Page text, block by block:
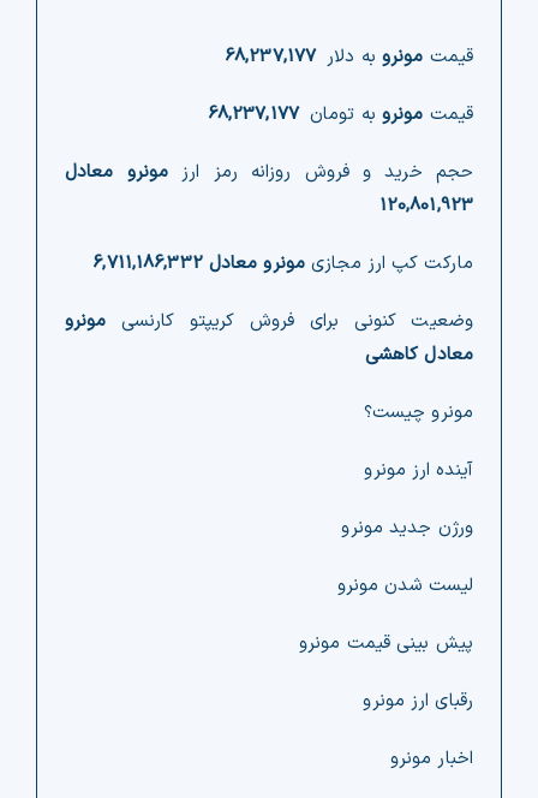
قیمت مونرو به دلار 68,237,177
قیمت مونرو به تومان 68,237,177
حجم خرید و فروش روزانه رمز ارز مونرو معادل
120,801,923
مارکت کپ ارز مجازی مونرو معادل6,711,186,332
وضعیت کنونی برای فروش کریپتو کارنسی مونرو
معادل کاهشی
مونرو چیست؟
آینده ارز مونرو
ورژن جدید مونرو
لیست شدن مونرو
پیش بینی قیمت مونرو
رقبای ارز مونرو
اخبار مونرو